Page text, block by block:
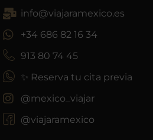
info@viajaramexico.es
+34 686 82 16 34
913 80 74 45
✨ Reserva tu cita previa
@mexico_viajar
@viajaramexico